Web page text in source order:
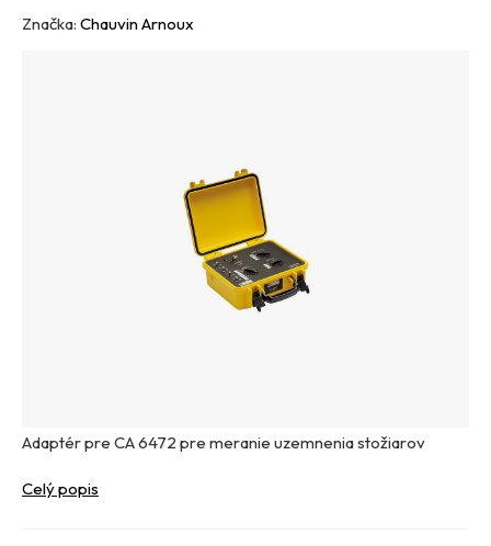
Adaptér pre CA 6472 pre meranie uzemnenia stožiarov
Celý popis
Značka: Chauvin Arnoux